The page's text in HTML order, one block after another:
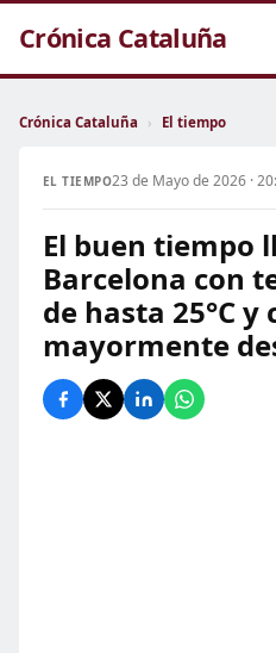
Crónica Cataluña
Crónica Cataluña › El tiempo
EL TIEMPO23 de Mayo de 2026 ·
El buen tiempo
Barcelona con
de hasta 25°C y
mayormente